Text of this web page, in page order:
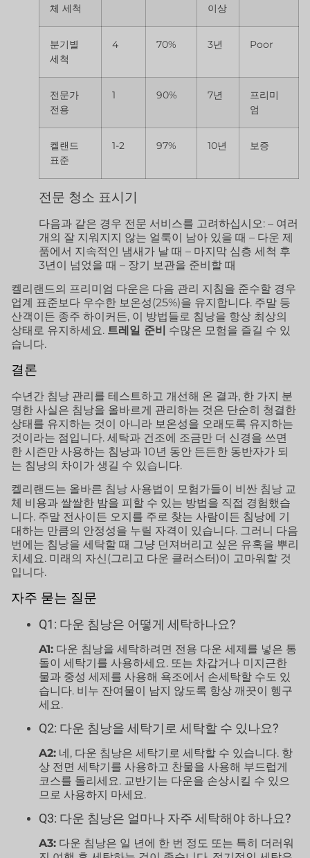
체 세척
이상
분기별
세척
4 70% 3년 Poor
전문가
전용
1 90% 7년
프리미
엄
켈랜드
표준
1-2 97% 10년 보증
전문 청소 표시기
다음과 같은 경우 전문 서비스를 고려하십시오: – 여러
개의 잘 지워지지 않는 얼룩이 남아 있을 때 – 다운 제
품에서 지속적인 냄새가 날 때 – 마지막 심층 세척 후
3년이 넘었을 때 – 장기 보관을 준비할 때
켈리랜드의 프리미엄 다운은 다음 관리 지침을 준수할 경우
업계 표준보다 우수한 보온성(25%)을 유지합니다. 주말 등
산객이든 종주 하이커든, 이 방법들로 침낭을 항상 최상의
상태로 유지하세요. 트레일 준비 수많은 모험을 즐길 수 있
습니다.
결론
수년간 침낭 관리를 테스트하고 개선해 온 결과, 한 가지 분
명한 사실은 침낭을 올바르게 관리하는 것은 단순히 청결한
상태를 유지하는 것이 아니라 보온성을 오래도록 유지하는
것이라는 점입니다. 세탁과 건조에 조금만 더 신경을 쓰면
한 시즌만 사용하는 침낭과 10년 동안 든든한 동반자가 되
는 침낭의 차이가 생길 수 있습니다.
켈리랜드는 올바른 침낭 사용법이 모험가들이 비싼 침낭 교
체 비용과 쌀쌀한 밤을 피할 수 있는 방법을 직접 경험했습
니다. 주말 전사이든 오지를 주로 찾는 사람이든 침낭에 기
대하는 만큼의 안정성을 누릴 자격이 있습니다. 그러니 다음
번에는 침낭을 세탁할 때 그냥 던져버리고 싶은 유혹을 뿌리
치세요. 미래의 자신(그리고 다운 클러스터)이 고마워할 것
입니다.
자주 묻는 질문
Q1: 다운 침낭은 어떻게 세탁하나요?
A1: 다운 침낭을 세탁하려면 전용 다운 세제를 넣은 통
돌이 세탁기를 사용하세요. 또는 차갑거나 미지근한
물과 중성 세제를 사용해 욕조에서 손세탁할 수도 있
습니다. 비누 잔여물이 남지 않도록 항상 깨끗이 헹구
세요.
Q2: 다운 침낭을 세탁기로 세탁할 수 있나요?
A2: 네, 다운 침낭은 세탁기로 세탁할 수 있습니다. 항
상 전면 세탁기를 사용하고 찬물을 사용해 부드럽게
코스를 돌리세요. 교반기는 다운을 손상시킬 수 있으
므로 사용하지 마세요.
Q3: 다운 침낭은 얼마나 자주 세탁해야 하나요?
A3: 다운 침낭은 일 년에 한 번 정도 또는 특히 더러워